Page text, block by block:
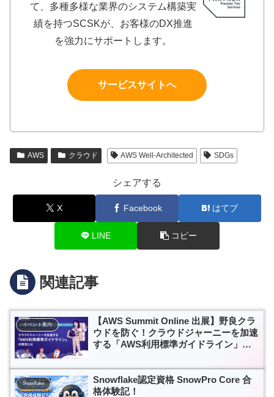
て、多種多様な業界のシステム構築実
績を持つSCSKが、お客様のDX推進
を強力にサポートします。
サービスサイトへ
AWS クラウド AWS Well-Architected SDGs
シェアする
X Facebook はてブ
LINE コピー
関連記事
イベント案内
【AWS Summit Online 出展】野良クラ
ウドを防ぐ！クラウドジャーニーを加速
する「AWS利用標準ガイドライン」の
Snowflake
Snowflake認定資格 SnowPro Core 合
格体験記！